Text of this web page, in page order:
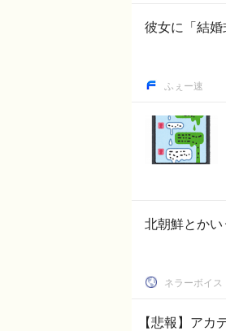
彼女に「結
ふぇー速
北朝鮮とか
ネラーボイス
【悲報】ア